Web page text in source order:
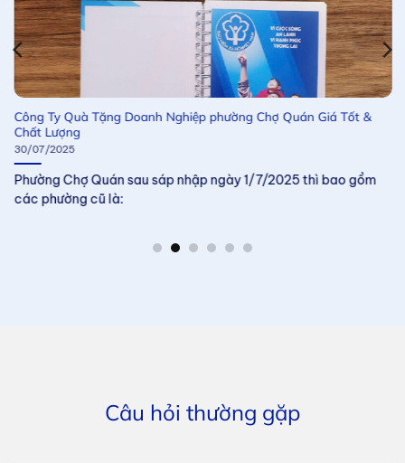
Công Ty Quà Tặng Doanh Nghiệp phường Chợ Quán Giá Tốt &
Chất Lượng
30/07/2025
Phường Chợ Quán sau sáp nhập ngày 1/7/2025 thì bao gồm
các phường cũ là:
Câu hỏi thường gặp